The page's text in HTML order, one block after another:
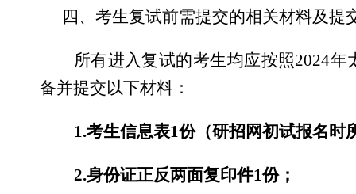
四、考生复试前需提交的相关材料及提
所有进入复试的考生均应按照2024年
备并提交以下材料：
1.考生信息表1份（研招网初试报名时
2.身份证正反两面复印件1份；